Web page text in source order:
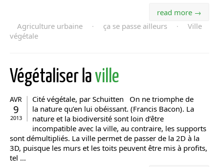
read more →
Agriculture urbaine
· ça se passe ailleurs ·
Ville
végétale
Végétaliser laville
AVR
9
2013
Cité végétale, par Schuitten On ne triomphe de
la nature qu’en lui obéissant. (Francis Bacon). La
nature et la biodiversité sont loin d’être
incompatible avec la ville, au contraire, les supports
sont démultipliés. La ville permet de passer de la 2D à la
3D, puisque les murs et les toits peuvent être mis à profits,
tel ...